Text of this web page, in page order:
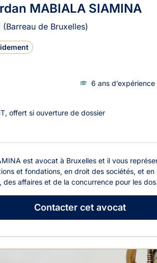
MABIALA SIAMINA
(Barreau de Bruxelles)
6 ans d’expérience
offert si ouverture de dossier
est avocat à Bruxelles et il vous
et fondations, en droit des sociétés, et
affaires et de la concurrence pour les
Contactercet avocat